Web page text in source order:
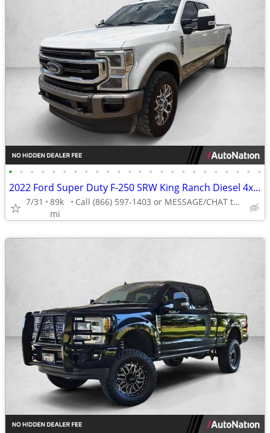
• • • • • • • • • • • • • • • • • • • • • • • •
2022 Ford Super Duty F-250 SRW King Ranch Diesel 4x4 4WD F250 Truck Crew cab AUT
7/31
89k
mi
Call (866) 597-1403 or MESSAGE/CHAT to confirm availability